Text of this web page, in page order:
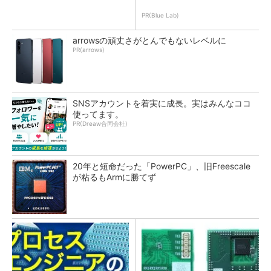
PR(Blue Lab)
arrowsの頑丈さがとんでもないレベルに
PR(arrows)
SNSアカウントを着実に成長。実はみんなココ
使ってます。
PR(Dreaw合同会社)
20年と短命だった「PowerPC」、旧Freescale
が粘るもArmに勝てず